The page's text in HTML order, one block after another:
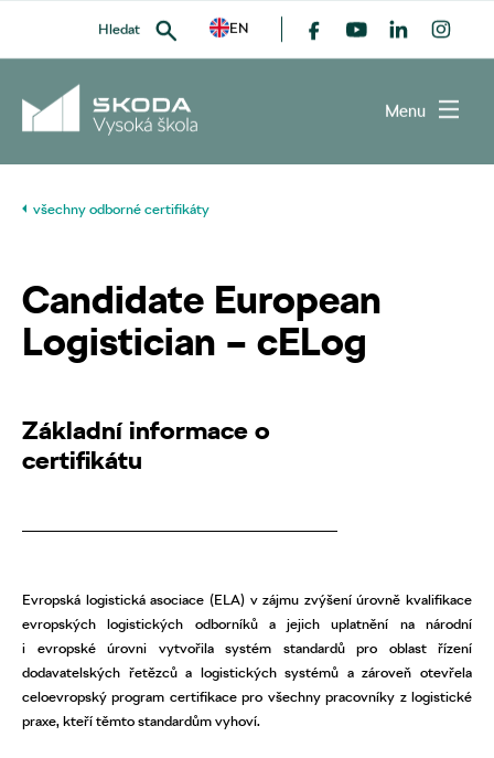
Hledat EN
Menu
všechny odborné certifikáty
Candidate European
Logistician – cELog
Základní informace o
certifikátu
Evropská logistická asociace (ELA) v zájmu zvýšení úrovně kvalifikace
evropských logistických odborníků a jejich uplatnění na národní
i evropské úrovni vytvořila systém standardů pro oblast řízení
dodavatelských řetězců a logistických systémů a zároveň otevřela
celoevropský program certifikace pro všechny pracovníky z logistické
praxe, kteří těmto standardům vyhoví.